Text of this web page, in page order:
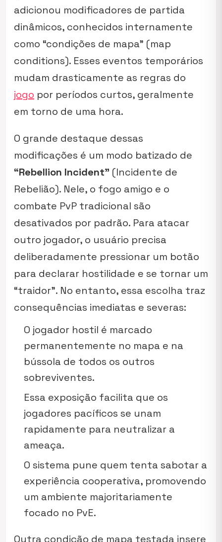
adicionou modificadores de partida
dinâmicos, conhecidos internamente
como “condições de mapa” (map
conditions). Esses eventos temporários
mudam drasticamente as regras do
jogo por períodos curtos, geralmente
em torno de uma hora.
O grande destaque dessas
modificações é um modo batizado de
“Rebellion Incident” (Incidente de
Rebelião). Nele, o fogo amigo e o
combate PvP tradicional são
desativados por padrão. Para atacar
outro jogador, o usuário precisa
deliberadamente pressionar um botão
para declarar hostilidade e se tornar um
“traidor”. No entanto, essa escolha traz
consequências imediatas e severas:
O jogador hostil é marcado
permanentemente no mapa e na
bússola de todos os outros
sobreviventes.
Essa exposição facilita que os
jogadores pacíficos se unam
rapidamente para neutralizar a
ameaça.
O sistema pune quem tenta sabotar a
experiência cooperativa, promovendo
um ambiente majoritariamente
focado no PvE.
Outra condição de mapa testada insere